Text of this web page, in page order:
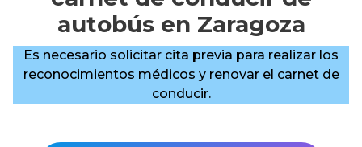
autobús en Zaragoza
Es necesario solicitar cita previa para realizar los
reconocimientos médicos y renovar el carnet de
conducir.